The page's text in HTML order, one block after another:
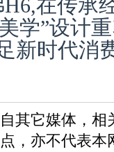
在传承
学”设计
新时代消
其它媒体，
，亦不代表